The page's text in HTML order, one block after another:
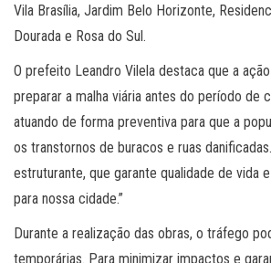
Vila Brasília, Jardim Belo Horizonte,
Dourada e Rosa do Sul.
O prefeito Leandro Vilela destaca que a
preparar a malha viária antes do período de
atuando de forma preventiva para que a
os transtornos de buracos e ruas
estruturante, que garante qualidade de vida
para nossa cidade.”
Durante a realização das obras, o tráfego
temporárias. Para minimizar impactos e